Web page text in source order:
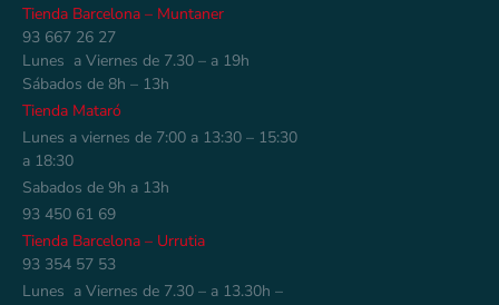
Tienda Barcelona – Muntaner
93 667 26 27
Lunes a Viernes de 7.30 – a 19h
Sábados de 8h – 13h
Tienda Mataró
Lunes a viernes de 7:00 a 13:30 – 15:30
a 18:30
Sabados de 9h a 13h
93 450 61 69
Tienda Barcelona – Urrutia
93 354 57 53
Lunes a Viernes de 7.30 – a 13.30h –